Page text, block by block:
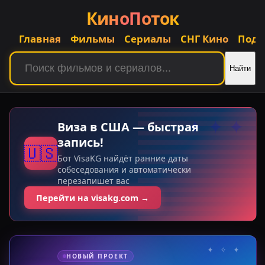
КиноПоток
Главная Фильмы Сериалы СНГ Кино
Найти
КиноПоток — ✦ ✦ ✦
🇺🇸
Виза в США — быстрая
запись!
Бот VisaKG найдёт ранние даты
собеседования и автоматически
перезапишет вас
Перейти на visakg.com →
✦ ✧ ✦
НОВЫЙ ПРОЕКТ